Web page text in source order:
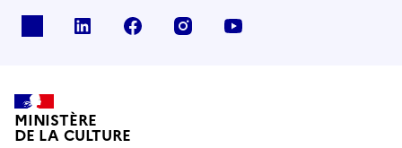
linkedin facebook instagram
MINISTÈRE
DE LA CULTURE